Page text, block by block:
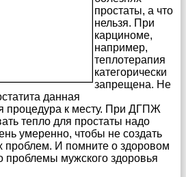
простаты, а что
нельзя. При
карциноме,
например,
теплотерапия
категорически
запрещена. Не
данная
процедура к месту. При ДГПЖ
тепло для простаты надо
умеренно, чтобы не создать
проблем. И помните о здоровом
проблемы мужского здоровья